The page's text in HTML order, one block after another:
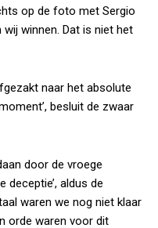
op de foto met Sergio
wij winnen. Dat is niet het
naar het absolute
besluit de zwaar
door de vroege
deceptie’, aldus de
waren we nog niet klaar
orde waren voor dit